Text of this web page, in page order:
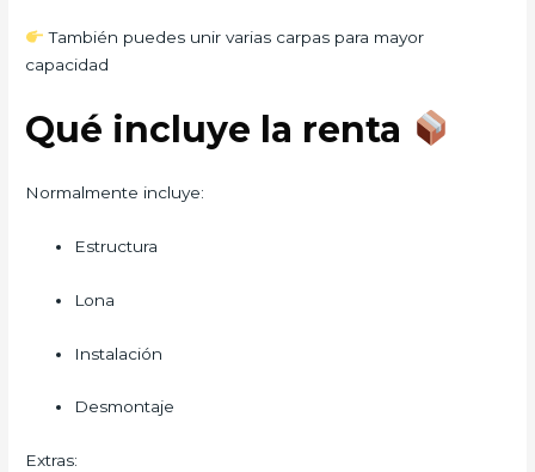
También puedes unir varias carpas para mayor
capacidad
Qué incluye la renta
Normalmente incluye:
Estructura
Lona
Instalación
Desmontaje
Extras: